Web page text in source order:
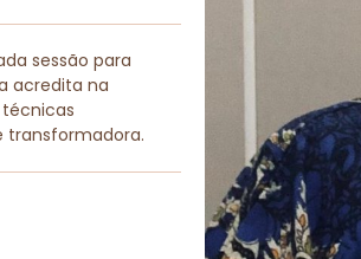
sessão para
acredita na
transformadora.